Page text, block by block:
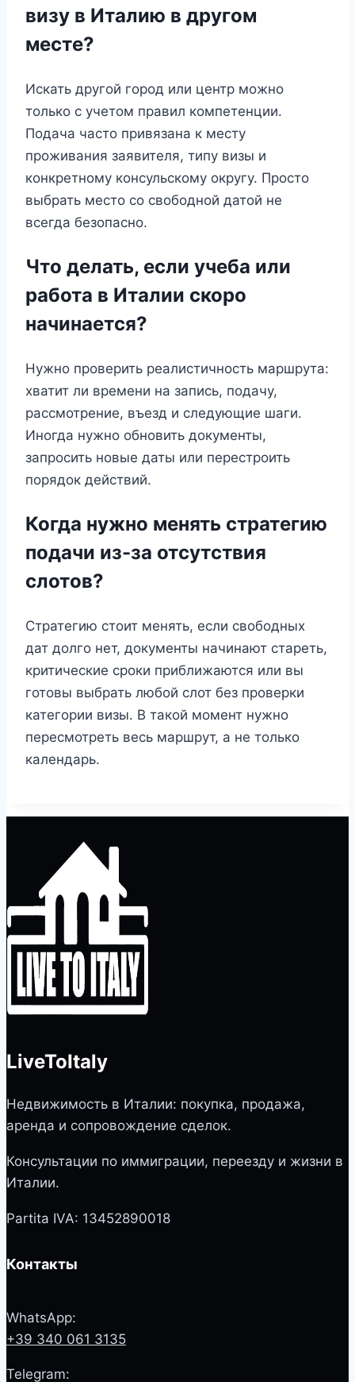
визу в Италию в другом
месте?
Искать другой город или центр можно
только с учетом правил компетенции.
Подача часто привязана к месту
проживания заявителя, типу визы и
конкретному консульскому округу. Просто
выбрать место со свободной датой не
всегда безопасно.
Что делать, если учеба или
работа в Италии скоро
начинается?
Нужно проверить реалистичность маршрута:
хватит ли времени на запись, подачу,
рассмотрение, въезд и следующие шаги.
Иногда нужно обновить документы,
запросить новые даты или перестроить
порядок действий.
Когда нужно менять стратегию
подачи из-за отсутствия
слотов?
Стратегию стоит менять, если свободных
дат долго нет, документы начинают стареть,
критические сроки приближаются или вы
готовы выбрать любой слот без проверки
категории визы. В такой момент нужно
пересмотреть весь маршрут, а не только
календарь.
LiveToItaly
Недвижимость в Италии: покупка, продажа,
аренда и сопровождение сделок.
Консультации по иммиграции, переезду и жизни в
Италии.
Partita IVA: 13452890018
Контакты
WhatsApp:
+39 340 061 3135
Telegram: